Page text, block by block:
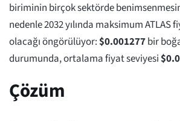
biriminin birçok sektörde
nedenle 2032 yılında maksimum ATLAS
olacağı öngörülüyor:$0.001277bir
durumunda, ortalama fiyat seviyesi$
Çözüm